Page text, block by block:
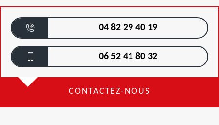
04 82 29 40 19
06 52 41 80 32
CONTACTEZ-NOUS